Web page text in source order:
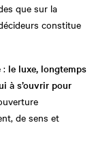
que sur la
constitue
: le luxe, longtemps
à s’ouvrir pour
de sens et